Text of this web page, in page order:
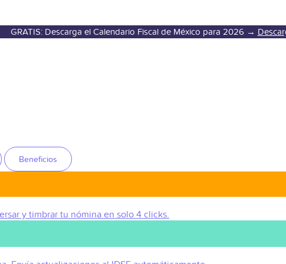
GRATIS: Descarga el Calendario Fiscal de México para 2026 →
Beneficios
y timbrar tu nómina en solo 4 clicks.